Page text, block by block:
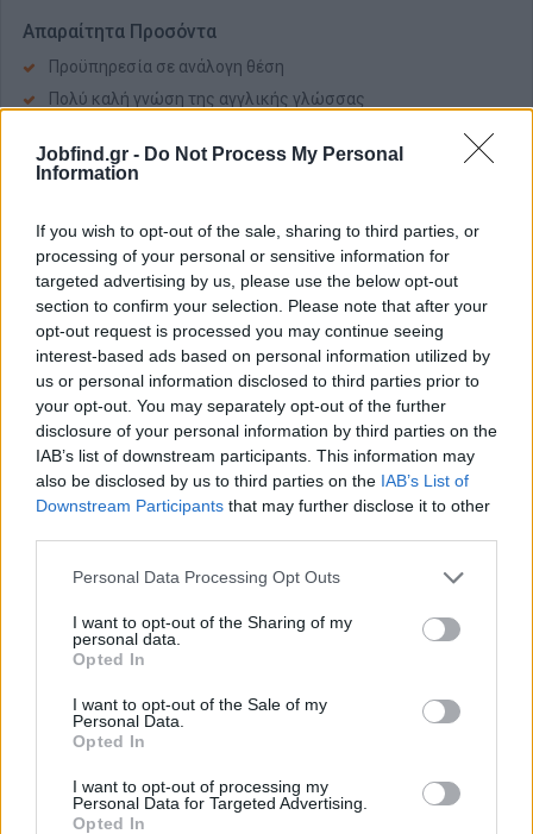
Jobfind.gr - Do Not Process My Personal
Information
If you wish to opt-out of the sale, sharing to third parties, or
processing of your personal or sensitive information for
targeted advertising by us, please use the below opt-out
section to confirm your selection. Please note that after your
opt-out request is processed you may continue seeing
interest-based ads based on personal information utilized by
us or personal information disclosed to third parties prior to
your opt-out. You may separately opt-out of the further
disclosure of your personal information by third parties on the
IAB’s list of downstream participants. This information may
also be disclosed by us to third parties on the IAB’s List of
Downstream Participants that may further disclose it to other
Personal Data Processing Opt Outs
I want to opt-out of the Sharing of my
personal data.
Opted In
I want to opt-out of the Sale of my
Personal Data.
Opted In
I want to opt-out of processing my
Personal Data for Targeted Advertising.
Opted In
Απαραίτητα Προσόντα
Προϋπηρεσία σε ανάλογη θέση
Πολύ καλή γνώση της αγγλικής γλώσσας
Ευγένεια, ευχάριστη και φιλική προσωπικότητα
Παροχές
Διατροφή
Δυνατότητα μετακίνησης από και προς το ξενοδοχείο
Ανταγωνιστικός μισθός
Θέσεις εργασίας
Όλες οι Θέσεις Εργασίας